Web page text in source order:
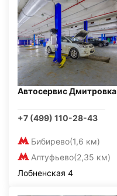
Автосервис Дмитровка
+7 (499) 110-28-43
Бибирево(1,6 км)
Алтуфьево(2,35 км)
Лобненская 4